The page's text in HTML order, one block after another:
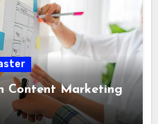
Content Marketing